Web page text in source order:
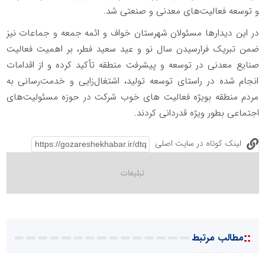
و توسعه فعالیت‌های معدنی و صنعتی شد.
در این دیدارها مسئولان شهرستان خواف و ائمه جمعه و جماعات نیز
ضمن تبریک فرارسیدن سال نو و عید سعید فطر، بر اهمیت فعالیت
صنایع معدنی در توسعه و پیشرفت منطقه تأکید کرده و از اقدامات
انجام شده در راستای توسعه تولید، اشتغال‌زایی و خدمت‌رسانی به
مردم منطقه بویژه فعالیت های خوب شرکت در حوزه مسئولیت‌های
اجتماعی بطور ویژه قدردانی کردند.
لینک کوتاه در سایت اصلی
::مطالب مرتبط